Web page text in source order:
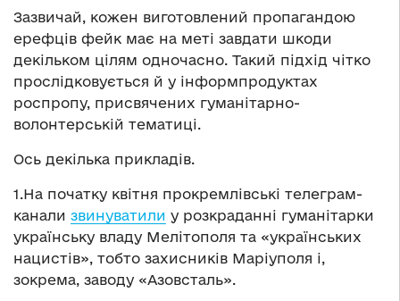
Зазвичай, кожен виготовлений пропагандою
ерефців фейк має на меті завдати шкоди
декільком цілям одночасно. Такий підхід чітко
прослідковується й у інформпродуктах
роспропу, присвячених гуманітарно-
волонтерській тематиці.
Ось декілька прикладів.
1.На початку квітня прокремлівські телеграм-
канали звинуватили у розкраданні гуманітарки
українську владу Мелітополя та «українських
нацистів», тобто захисників Маріуполя і,
зокрема, заводу «Азовсталь».